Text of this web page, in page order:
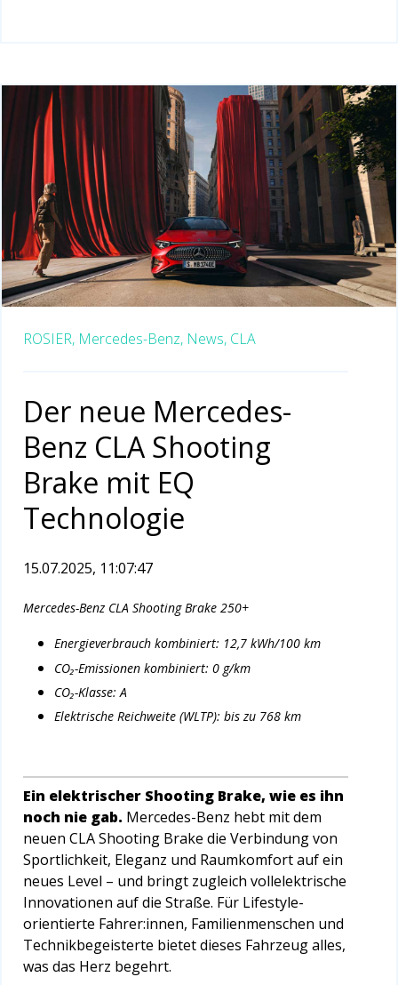
ROSIER, Mercedes-Benz, News, CLA
Der neue Mercedes-
Benz CLA Shooting
Brake mit EQ
Technologie
15.07.2025, 11:07:47
Mercedes-Benz CLA Shooting Brake 250+
Energieverbrauch kombiniert: 12,7 kWh/100 km
CO₂-Emissionen kombiniert: 0 g/km
CO₂-Klasse: A
Elektrische Reichweite (WLTP): bis zu 768 km
Ein elektrischer Shooting Brake, wie es ihn
noch nie gab. Mercedes-Benz hebt mit dem
neuen CLA Shooting Brake die Verbindung von
Sportlichkeit, Eleganz und Raumkomfort auf ein
neues Level – und bringt zugleich vollelektrische
Innovationen auf die Straße. Für Lifestyle-
orientierte Fahrer:innen, Familienmenschen und
Technikbegeisterte bietet dieses Fahrzeug alles,
was das Herz begehrt.